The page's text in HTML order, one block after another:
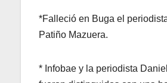
*Falleció en Buga el
Patiño Mazuera.
* Infobae y la periodista